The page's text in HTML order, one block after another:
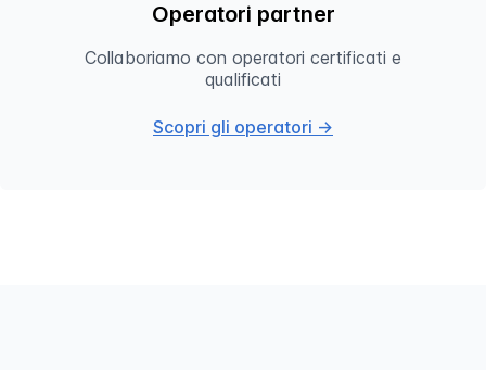
Operatori partner
Collaboriamo con operatori certificati e
qualificati
Scopri gli operatori →